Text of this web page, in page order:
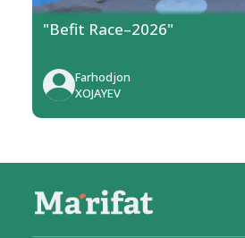
"Befit Race–2026"
Farhodjon
XOJAYEV